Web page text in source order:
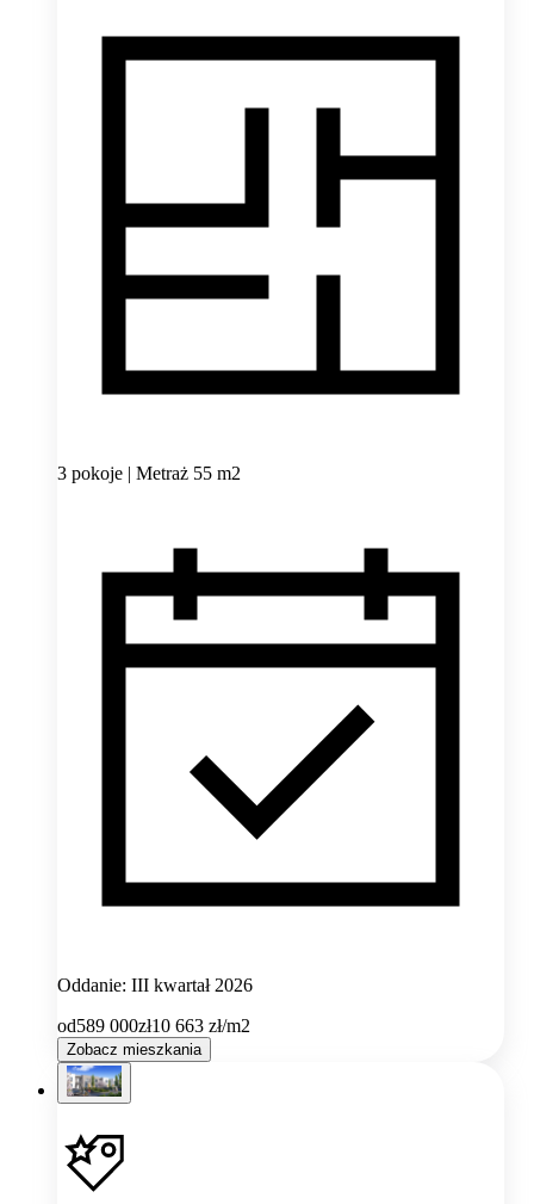
3 pokoje | Metraż 55 m2
Oddanie: III kwartał 2026
od589 000zł10 663 zł/m2
Zobacz mieszkania